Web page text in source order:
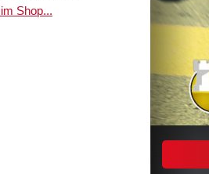
Shop...